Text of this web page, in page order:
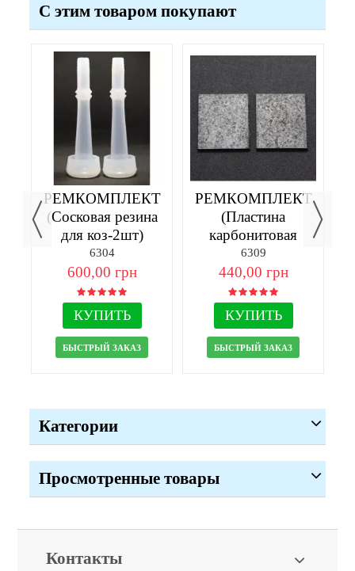
С этим товаром покупают
РЕМКОМПЛЕКТ
(Сосковая резина
для коз-2шт)
6304
600,00 грн
КУПИТЬ
БЫСТРЫЙ ЗАКАЗ
РЕМКОМПЛЕКТ
(Пластина
карбонитовая
50х45х5-2шт)
6309
440,00 грн
КУПИТЬ
БЫСТРЫЙ ЗАКАЗ
Категории
Просмотренные товары
Контакты